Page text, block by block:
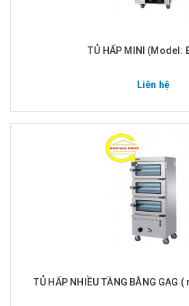
TỦ HẤP MINI (Model:
Liên hệ
TỦ HẤP NHIỀU TẦNG BẰNG GAG